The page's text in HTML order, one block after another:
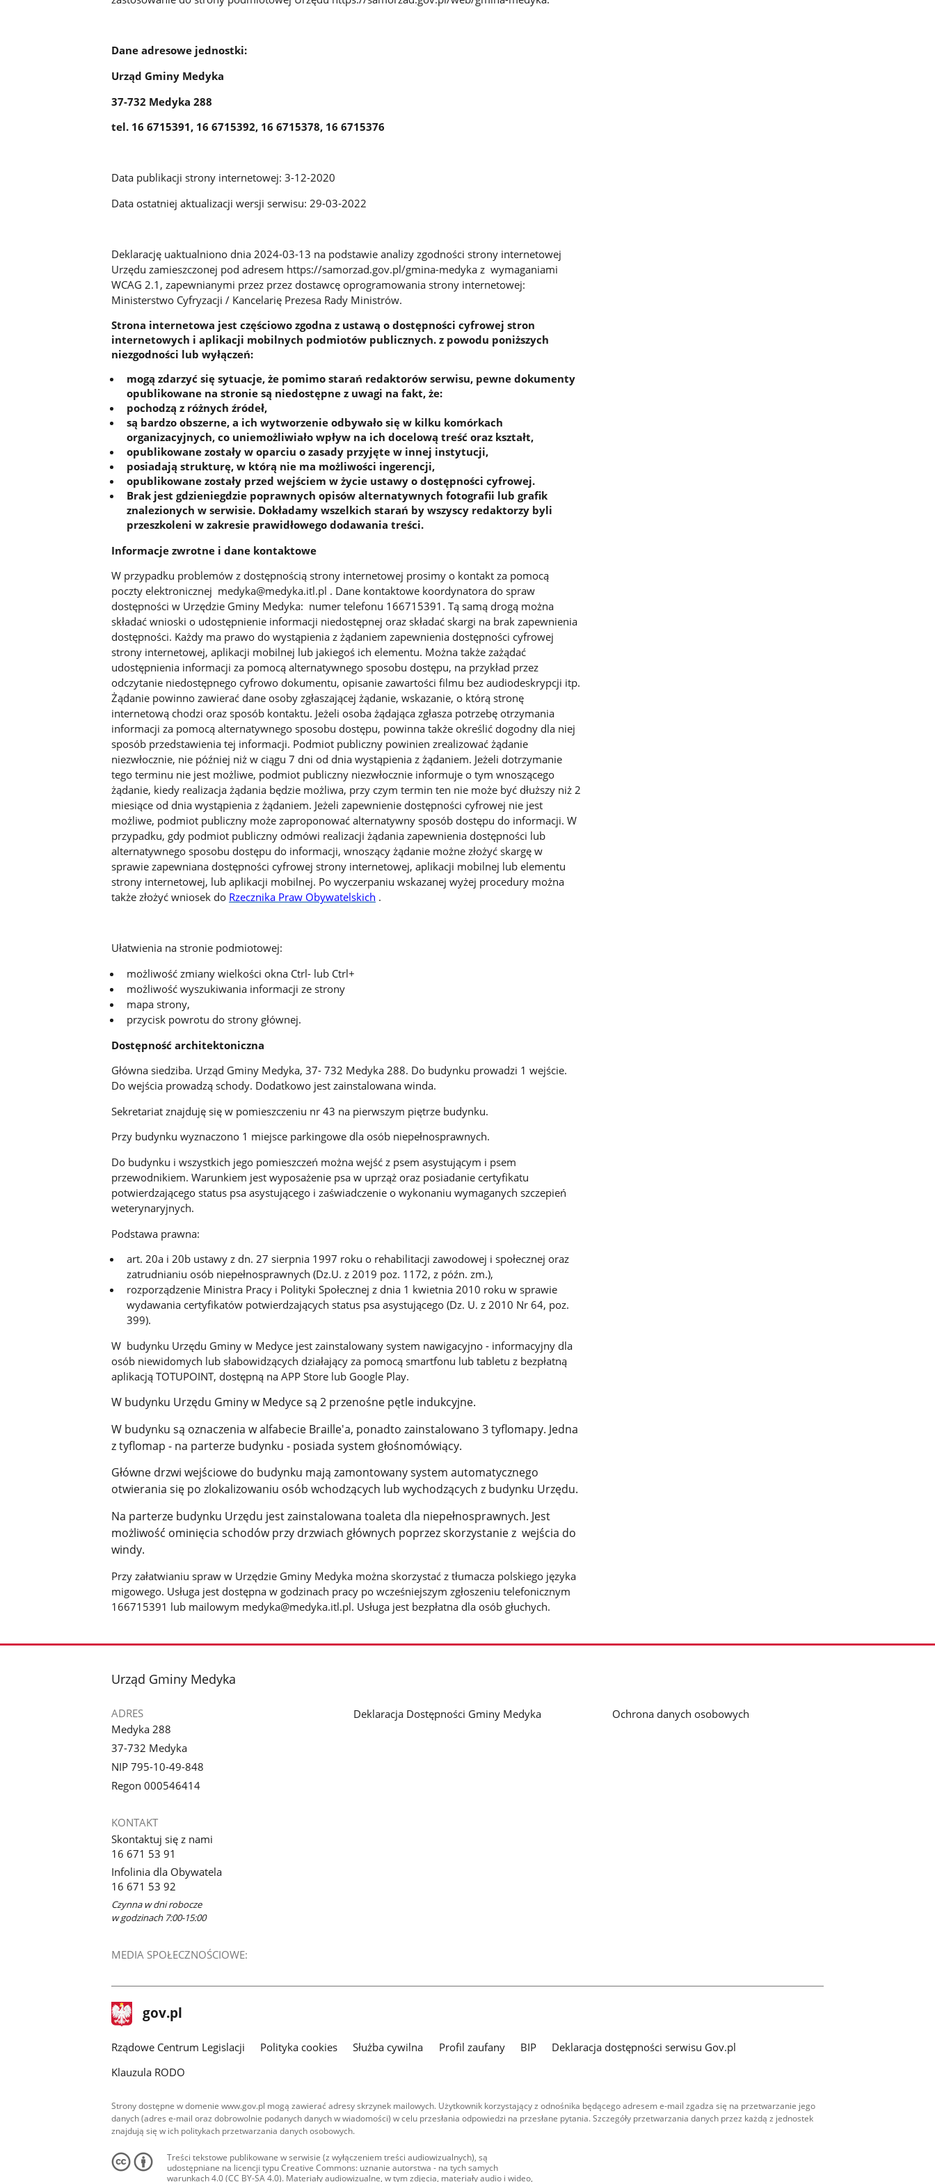
Dane adresowe jednostki:
Urząd Gminy Medyka
37-732 Medyka 288
tel. 16 6715391, 16 6715392, 16 6715378, 16 6715376
Data publikacji strony internetowej: 3-12-2020
Data ostatniej aktualizacji wersji serwisu: 29-03-2022
Deklarację uaktualniono dnia 2024-03-13 na podstawie analizy zgodności strony internetowej
Urzędu zamieszczonej pod adresem https://samorzad.gov.pl/gmina-medyka z wymaganiami
WCAG 2.1, zapewnianymi przez przez dostawcę oprogramowania strony internetowej:
Ministerstwo Cyfryzacji / Kancelarię Prezesa Rady Ministrów.
Strona internetowa jest częściowo zgodna z ustawą o dostępności cyfrowej stron
internetowych i aplikacji mobilnych podmiotów publicznych. z powodu poniższych
niezgodności lub wyłączeń:
mogą zdarzyć się sytuacje, że pomimo starań redaktorów serwisu, pewne dokumenty
opublikowane na stronie są niedostępne z uwagi na fakt, że:
pochodzą z różnych źródeł,
są bardzo obszerne, a ich wytworzenie odbywało się w kilku komórkach
organizacyjnych, co uniemożliwiało wpływ na ich docelową treść oraz kształt,
opublikowane zostały w oparciu o zasady przyjęte w innej instytucji,
posiadają strukturę, w którą nie ma możliwości ingerencji,
opublikowane zostały przed wejściem w życie ustawy o dostępności cyfrowej.
Brak jest gdzieniegdzie poprawnych opisów alternatywnych fotografii lub grafik
znalezionych w serwisie. Dokładamy wszelkich starań by wszyscy redaktorzy byli
przeszkoleni w zakresie prawidłowego dodawania treści.
Informacje zwrotne i dane kontaktowe
W przypadku problemów z dostępnością strony internetowej prosimy o kontakt za pomocą
poczty elektronicznej medyka@medyka.itl.pl . Dane kontaktowe koordynatora do spraw
dostępności w Urzędzie Gminy Medyka: numer telefonu 166715391. Tą samą drogą można
składać wnioski o udostępnienie informacji niedostępnej oraz składać skargi na brak zapewnienia
dostępności. Każdy ma prawo do wystąpienia z żądaniem zapewnienia dostępności cyfrowej
strony internetowej, aplikacji mobilnej lub jakiegoś ich elementu. Można także zażądać
udostępnienia informacji za pomocą alternatywnego sposobu dostępu, na przykład przez
odczytanie niedostępnego cyfrowo dokumentu, opisanie zawartości filmu bez audiodeskrypcji itp.
Żądanie powinno zawierać dane osoby zgłaszającej żądanie, wskazanie, o którą stronę
internetową chodzi oraz sposób kontaktu. Jeżeli osoba żądająca zgłasza potrzebę otrzymania
informacji za pomocą alternatywnego sposobu dostępu, powinna także określić dogodny dla niej
sposób przedstawienia tej informacji. Podmiot publiczny powinien zrealizować żądanie
niezwłocznie, nie później niż w ciągu 7 dni od dnia wystąpienia z żądaniem. Jeżeli dotrzymanie
tego terminu nie jest możliwe, podmiot publiczny niezwłocznie informuje o tym wnoszącego
żądanie, kiedy realizacja żądania będzie możliwa, przy czym termin ten nie może być dłuższy niż 2
miesiące od dnia wystąpienia z żądaniem. Jeżeli zapewnienie dostępności cyfrowej nie jest
możliwe, podmiot publiczny może zaproponować alternatywny sposób dostępu do informacji. W
przypadku, gdy podmiot publiczny odmówi realizacji żądania zapewnienia dostępności lub
alternatywnego sposobu dostępu do informacji, wnoszący żądanie możne złożyć skargę w
sprawie zapewniana dostępności cyfrowej strony internetowej, aplikacji mobilnej lub elementu
strony internetowej, lub aplikacji mobilnej. Po wyczerpaniu wskazanej wyżej procedury można
także złożyć wniosek do Rzecznika Praw Obywatelskich .
Ułatwienia na stronie podmiotowej:
możliwość zmiany wielkości okna Ctrl- lub Ctrl+
możliwość wyszukiwania informacji ze strony
mapa strony,
przycisk powrotu do strony głównej.
Dostępność architektoniczna
Główna siedziba. Urząd Gminy Medyka, 37- 732 Medyka 288. Do budynku prowadzi 1 wejście.
Do wejścia prowadzą schody. Dodatkowo jest zainstalowana winda.
Sekretariat znajduję się w pomieszczeniu nr 43 na pierwszym piętrze budynku.
Przy budynku wyznaczono 1 miejsce parkingowe dla osób niepełnosprawnych.
Do budynku i wszystkich jego pomieszczeń można wejść z psem asystującym i psem
przewodnikiem. Warunkiem jest wyposażenie psa w uprząż oraz posiadanie certyfikatu
potwierdzającego status psa asystującego i zaświadczenie o wykonaniu wymaganych szczepień
weterynaryjnych.
Podstawa prawna:
art. 20a i 20b ustawy z dn. 27 sierpnia 1997 roku o rehabilitacji zawodowej i społecznej oraz
zatrudnianiu osób niepełnosprawnych (Dz.U. z 2019 poz. 1172, z późn. zm.),
rozporządzenie Ministra Pracy i Polityki Społecznej z dnia 1 kwietnia 2010 roku w sprawie
wydawania certyfikatów potwierdzających status psa asystującego (Dz. U. z 2010 Nr 64, poz.
399).
W budynku Urzędu Gminy w Medyce jest zainstalowany system nawigacyjno - informacyjny dla
osób niewidomych lub słabowidzących działający za pomocą smartfonu lub tabletu z bezpłatną
aplikacją TOTUPOINT, dostępną na APP Store lub Google Play.
W budynku Urzędu Gminy w Medyce są 2 przenośne pętle indukcyjne.
W budynku są oznaczenia w alfabecie Braille'a, ponadto zainstalowano 3 tyflomapy. Jedna
z tyflomap - na parterze budynku - posiada system głośnomówiący.
Główne drzwi wejściowe do budynku mają zamontowany system automatycznego
otwierania się po zlokalizowaniu osób wchodzących lub wychodzących z budynku Urzędu.
Na parterze budynku Urzędu jest zainstalowana toaleta dla niepełnosprawnych. Jest
możliwość ominięcia schodów przy drzwiach głównych poprzez skorzystanie z wejścia do
windy.
Przy załatwianiu spraw w Urzędzie Gminy Medyka można skorzystać z tłumacza polskiego języka
migowego. Usługa jest dostępna w godzinach pracy po wcześniejszym zgłoszeniu telefonicznym
166715391 lub mailowym medyka@medyka.itl.pl. Usługa jest bezpłatna dla osób głuchych.
stopka
Urząd Gminy Medyka
ADRES
Medyka 288
37-732 Medyka
NIP 795-10-49-848
Regon 000546414
KONTAKT
Skontaktuj się z nami
16 671 53 91
Infolinia dla Obywatela
16 671 53 92
Czynna w dni robocze
w godzinach 7:00-15:00
MEDIA SPOŁECZNOŚCIOWE:
Deklaracja Dostępności Gminy Medyka Ochrona danych osobowych
stopka
gov.pl Strona
gov.pl
Rządowe Centrum Legislacji Polityka cookies Służba cywilna Profil zaufany BIP
Deklaracja dostępności serwisu Gov.pl
Klauzula RODO
Strony dostępne w domenie www.gov.pl mogą zawierać adresy skrzynek mailowych. Użytkownik korzystający z odnośnika będącego adresem e-mail zgadza się na przetwarzanie jego
danych (adres e-mail oraz dobrowolnie podanych danych w wiadomości) w celu przesłania odpowiedzi na przesłane pytania. Szczegóły przetwarzania danych przez każdą z jednostek
znajdują się w ich politykach przetwarzania danych osobowych.
Treści tekstowe publikowane w serwisie (z wyłączeniem treści audiowizualnych), są
udostępniane na licencji typu Creative Commons: uznanie autorstwa - na tych samych
warunkach 4.0 (CC BY-SA 4.0). Materiały audiowizualne, w tym zdjęcia, materiały audio i wideo,